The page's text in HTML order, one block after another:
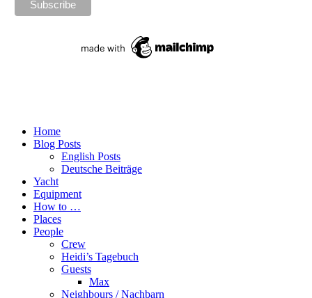
Home
Blog Posts
English Posts
Deutsche Beiträge
Yacht
Equipment
How to …
Places
People
Crew
Heidi’s Tagebuch
Guests
Max
Neighbours / Nachbarn